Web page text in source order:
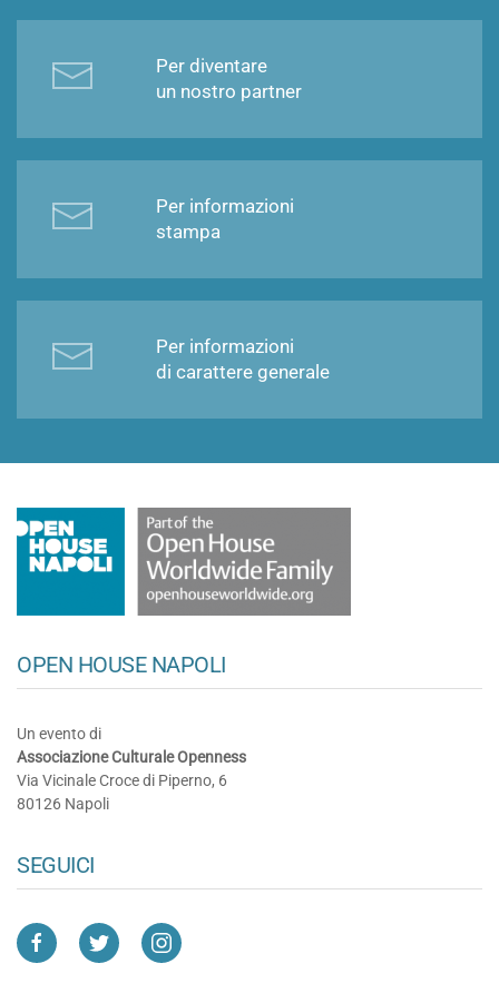
Per diventare
un nostro partner
Per informazioni
stampa
Per informazioni
di carattere generale
OPEN HOUSE NAPOLI
Un evento di
Associazione Culturale Openness
Via Vicinale Croce di Piperno, 6
80126 Napoli
SEGUICI